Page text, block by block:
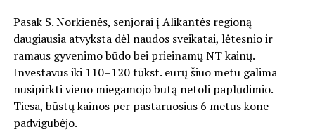
Pasak S. Norkienės, senjorai į Alikantės regioną
daugiausia atvyksta dėl naudos sveikatai, lėtesnio ir
ramaus gyvenimo būdo bei prieinamų NT kainų.
Investavus iki 110–120 tūkst. eurų šiuo metu galima
nusipirkti vieno miegamojo butą netoli paplūdimio.
Tiesa, būstų kainos per pastaruosius 6 metus kone
padvigubėjo.